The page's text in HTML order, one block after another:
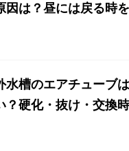
因は？昼には戻る時
水槽のエアチューブ
？硬化・抜け・交換